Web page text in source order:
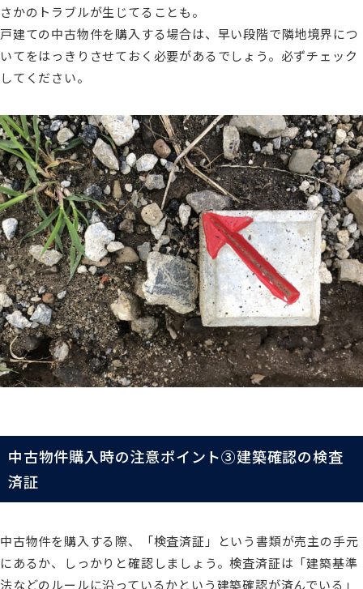
さかのトラブルが生じてることも。
戸建ての中古物件を購入する場合は、早い段階で隣地境界につ
いてをはっきりさせておく必要があるでしょう。必ずチェック
してください。
中古物件購入時の注意ポイント③建築確認の検査
済証
中古物件を購入する際、「検査済証」という書類が売主の手元
にあるか、しっかりと確認しましょう。検査済証は「建築基準
法などのルールに沿っているかという建築確認が済んでいる」